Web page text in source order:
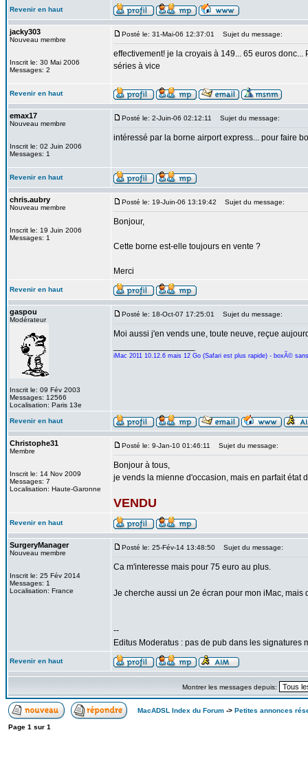
Revenir en haut
jacky303
Nouveau membre
Inscrit le: 30 Mai 2006
Messages: 2
Posté le: 31-Mai-06 12:37:01 Sujet du message:
effectivement! je la croyais à 149... 65 euros
séries à vice
Revenir en haut
emax17
Nouveau membre
Inscrit le: 02 Juin 2006
Messages: 1
Posté le: 2-Juin-06 02:12:11 Sujet du message:
intéressé par la borne airport express... pour faire
Revenir en haut
chris.aubry
Nouveau membre
Inscrit le: 19 Juin 2006
Messages: 1
Posté le: 19-Juin-06 13:19:42 Sujet du message:
Bonjour,
Cette borne est-elle toujours en vente ?
Merci
Revenir en haut
gaspou
Modérateur
Inscrit le: 09 Fév 2003
Messages: 12566
Localisation: Paris 13e
Posté le: 18-Oct-07 17:25:01 Sujet du message:
Moi aussi j'en vends une, toute neuve, reçue
iMac 2011 10.12.6 mais 12 Go (Safari est plus rapide) - boxÃ©
Revenir en haut
Christophe31
Membre
Inscrit le: 14 Nov 2009
Messages: 7
Localisation: Haute-Garonne
Posté le: 9-Jan-10 01:46:11 Sujet du message:
Bonjour à tous,
je vends la mienne d'occasion, mais en parfait état
VENDU
Revenir en haut
SurgeryManager
Nouveau membre
Inscrit le: 25 Fév 2014
Messages: 1
Localisation: France
Posté le: 25-Fév-14 13:48:50 Sujet du message:
Ca m'interesse mais pour 75 euro au plus.
Je cherche aussi un 2e écran pour mon iMac,
--
Editus Moderatus : pas de pub dans les signatures
Revenir en haut
Montrer les messages depuis:
MacADSL Index du Forum -> Petites annonces
Page 1 sur 1